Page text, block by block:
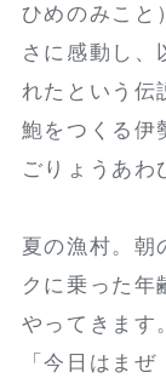
ひめのみこと
さに感動し、
れたという伝
鮑をつくる伊
ごりょうあわ
夏の漁村。朝
クに乗った年
やってきます
「今日はま